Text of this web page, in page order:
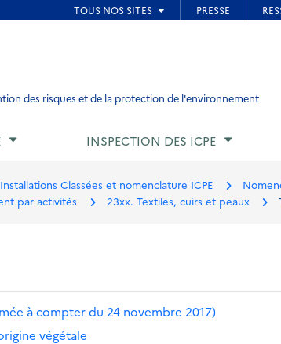
des risques et de la protection de l'environnement
INSPECTION DES ICPE
Installations Classées et nomenclature ICPE
par activités 23xx. Textiles, cuirs et peaux
à compter du 24 novembre 2017)
végétale